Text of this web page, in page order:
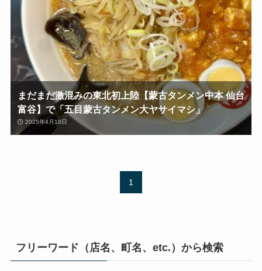
まだまだ激混みの東北初上陸【蒙古タンメン中本 仙台
富谷】で「五目蒙古タンメン大ヤサイマシ」
2025年4月10日
1
フリーワード（店名、町名、etc.）から検索